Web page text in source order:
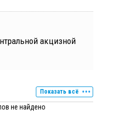
акцизной
Показать всё
не найдено